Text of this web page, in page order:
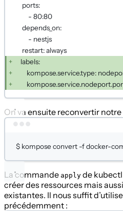
ports:
- 80:80
depends_on:
- nestjs
restart: always
labels:
kompose.service.type:
On va ensuite reconvertir notre
$ kompose convert -fdocker-
La commande apply de
créer des ressources mais
existantes. Il nous suffit
précédemment :